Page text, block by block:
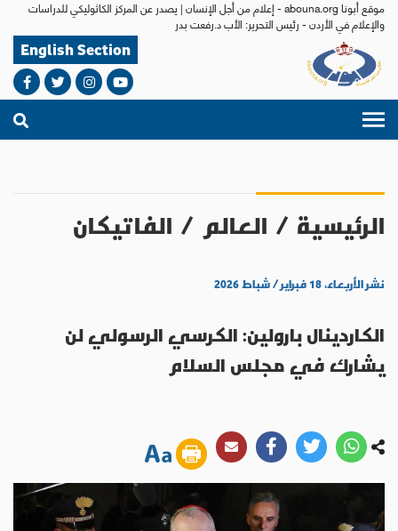
موقع أبونا abouna.org - إعلام من أجل الإنسان | يصدر عن المركز الكاثوليكي للدراسات
والإعلام في الأردن - رئيس التحرير: الأب د.رفعت بدر
English Section
الرئيسية / العالم / الفاتيكان
نشر الأربعاء، ١٨ فبراير / شباط ٢٠٢٦
الكاردينال بارولين: الكرسي الرسولي لن
يشارك في مجلس السلام